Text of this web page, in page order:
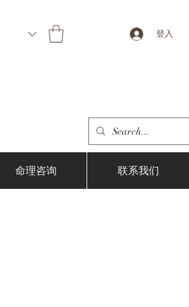
登入
命理咨询 联系我们